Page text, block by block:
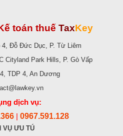
toán thuế TaxKey
4, Đỗ Đức Dục, P. Từ Liêm
Cityland Park Hills, P. Gò Vấp
TDP 4, An Dương
dịch vụ:
0967.591.128
VỤ ƯU TÚ